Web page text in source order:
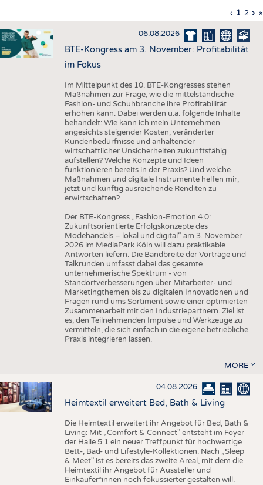
TESTS
AUSSCHREIBUNGEN
DTV AUSSCHREIBUNGSDIENST
STATISTICS
ADRESSEN & LINKS
PUBLIKATIONEN
TERMINE
BRANCHENTERMINE
Seitennummerierung
Seite
‹
Seite
1 Seite
2 › »
06.08.2026
BTE-Kongress am 3. November: Profitabilität
im Fokus
Im Mittelpunkt des 10. BTE-Kongresses stehen
Maßnahmen zur Frage, wie die mittelständische
Fashion- und Schuhbranche ihre Profitabilität
erhöhen kann. Dabei werden u.a. folgende Inhalte
behandelt: Wie kann ich mein Unternehmen
angesichts steigender Kosten, veränderter
Kundenbedürfnisse und anhaltender
wirtschaftlicher Unsicherheiten zukunftsfähig
aufstellen? Welche Konzepte und Ideen
funktionieren bereits in der Praxis? Und welche
Maßnahmen und digitale Instrumente helfen mir,
jetzt und künftig ausreichende Renditen zu
erwirtschaften?
Der BTE-Kongress „Fashion-Emotion 4.0:
Zukunftsorientierte Erfolgskonzepte des
Modehandels – lokal und digital“ am 3. November
2026 im MediaPark Köln will dazu praktikable
Antworten liefern. Die Bandbreite der Vorträge und
Talkrunden umfasst dabei das gesamte
unternehmerische Spektrum - von
Standortverbesserungen über Mitarbeiter- und
Marketingthemen bis zu digitalen Innovationen und
Fragen rund ums Sortiment sowie einer optimierten
Zusammenarbeit mit den Industriepartnern. Ziel ist
es, den Teilnehmenden Impulse und Werkzeuge zu
vermitteln, die sich einfach in die eigene betriebliche
Praxis integrieren lassen.
MORE
04.08.2026
Heimtextil erweitert Bed, Bath & Living
Die Heimtextil erweitert ihr Angebot für Bed, Bath &
Living: Mit „Comfort & Connect" entsteht im Foyer
der Halle 5.1 ein neuer Treffpunkt für hochwertige
Bett-, Bad- und Lifestyle-Kollektionen. Nach „Sleep
& Meet" ist es bereits das zweite Areal, mit dem die
Heimtextil ihr Angebot für Aussteller und
Einkäufer*innen noch fokussierter gestalten will.